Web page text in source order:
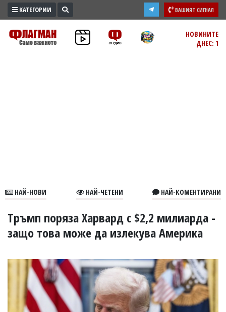
ПРОМО
ЗОНА
В
УКРАЙНА
РАЗСЛЕДВАНЕ
БИЗНЕС
ЮГ
КАТЕГОРИИ ВАШИЯТ СИГНАЛ
НОВИНИТЕ
ДНЕС: 1
НАЙ-НОВИ НАЙ-ЧЕТЕНИ НАЙ-КОМЕНТИРАНИ
Тръмп поряза Харвард с $2,2 милиарда -
защо това може да излекува Америка